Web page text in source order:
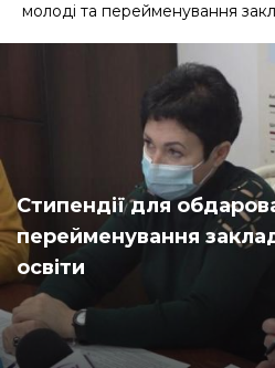
молоді та перейменування
Стипендії для
перейменування
освіти